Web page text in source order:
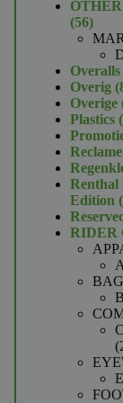
5656
Overalls
Overig
Overige
Plastics
Renthal
Edition
RIDER